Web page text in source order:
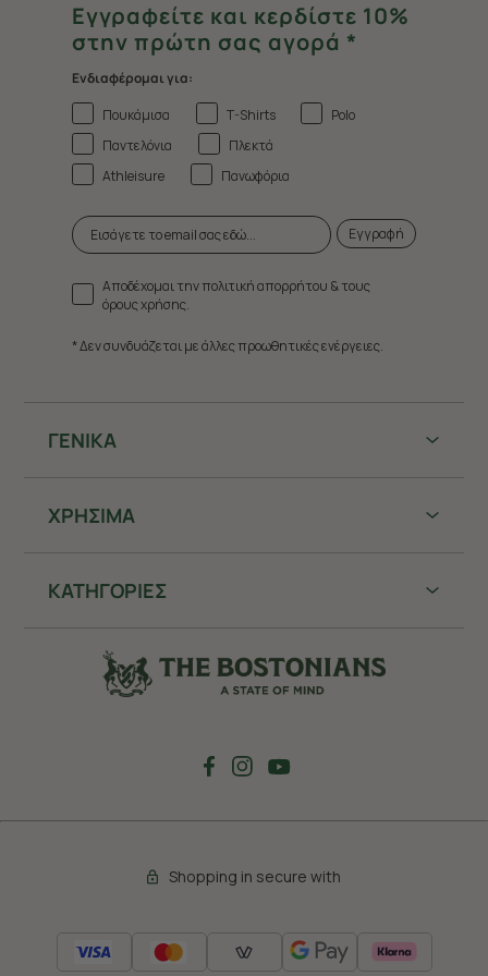
ΓΕΝΙΚΑ
ΧΡHΣΙΜΑ
ΚΑΤΗΓΟΡΙΕΣ
Εγγραφείτε και κερδίστε 10%
στην πρώτη σας αγορά *
Ενδιαφέρομαι για:
Πουκάμισα
T-Shirts
Polo
Παντελόνια
Πλεκτά
Athleisure
Πανωφόρια
Εγγραφή
Αποδέχομαι την πολιτική απορρήτου & τους
όρους χρήσης.
* Δεν συνδυάζεται με άλλες προωθητικές ενέργειες.
Shopping in secure with